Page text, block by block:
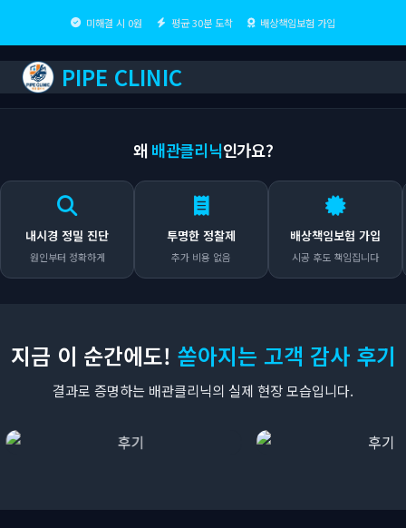
미해결 시 0원 평균 30분 도착 배상책임보험 가입
PIPE CLINIC
왜 배관클리닉인가요?
경 정밀 진단
인부터 정확하게
투명한 정찰제
추가 비용 없음
배상책임보험 가입
시공 후도 책임집니다
지금 이 순간에도! 쏟아지는 고객 감사 후기
결과로 증명하는 배관클리닉의 실제 현장 모습입니다.